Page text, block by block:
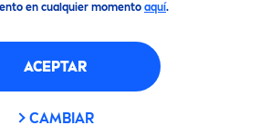
en cualquier momento aquí.
ACEPTAR
CAMBIAR